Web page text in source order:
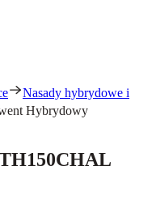
Nasady hybrydowe i
Hybrydowy